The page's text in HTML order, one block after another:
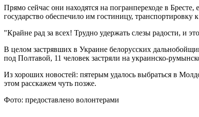
Прямо сейчас они находятся на погранпереходе в
государство обеспечило им гостиницу,
"Крайне рад за всех! Трудно удержать слезы радости, и
В целом застрявших в Украине белорусских
под Полтавой, 11 человек застряли на украинско-
Из хороших новостей: пятерым удалось выбраться в
этом расскажем чуть позже.
Фото: предоставлено волонтерами